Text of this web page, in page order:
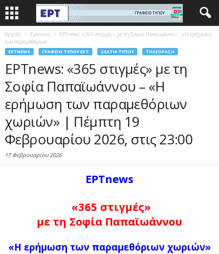
Αρχική Eρτnews
ΕΡΤnews: «365 στιγμές» με τη Σοφία Παπαϊωάννου – «Η ερήμωση
των παραμεθόριων...
EΡΤNEWS ΓΡΑΦΕΊΟ ΤΎΠΟΥ ΕΡΤ ΔΕΛΤΊΑ ΤΎΠΟΥ ΤΗΛΕΌΡΑΣΗ
ΕΡΤnews: «365 στιγμές» με τη
Σοφία Παπαϊωάννου – «Η
ερήμωση των παραμεθόριων
χωριών» | Πέμπτη 19
Φεβρουαρίου 2026, στις 23:00
17 Φεβρουαρίου 2026
ΕΡΤnews
«365 στιγμές»
με τη Σοφία Παπαϊωάννου
«Η ερήμωση των παραμεθόριων χωριών»